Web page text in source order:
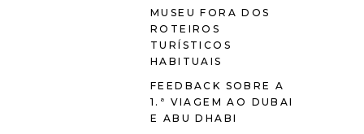
MUSEU FORA DOS
ROTEIROS
TURÍSTICOS
HABITUAIS
FEEDBACK SOBRE A
1.ª VIAGEM AO DUBAI
E ABU DHABI